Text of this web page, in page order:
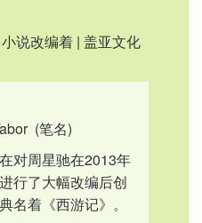
说改编着 | 盖亚文化
(笔名)
对周星驰在2013年
行了大幅改编后创
名着《西游记》。